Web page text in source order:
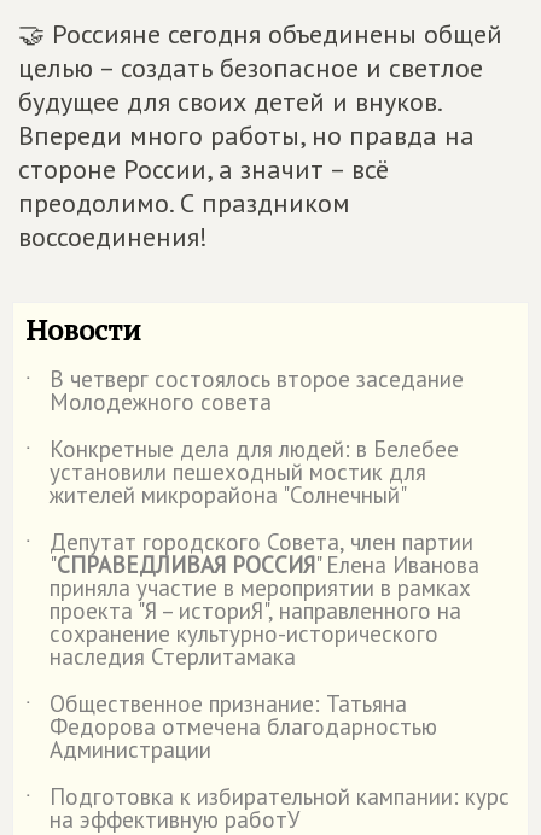
🤝 Россияне сегодня объединены общей
целью – создать безопасное и светлое
будущее для своих детей и внуков.
Впереди много работы, но правда на
стороне России, а значит – всё
преодолимо. С праздником
воссоединения!
Новости
˙ В четверг состоялось второе заседание
Молодежного совета
˙
Конкретные дела для людей: в Белебее
установили пешеходный мостик для
жителей микрорайона "Солнечный"
˙
Депутат городского Совета, член партии
"СПРАВЕДЛИВАЯ РОССИЯ" Елена Иванова
приняла участие в мероприятии в рамках
проекта "Я – историЯ", направленного на
сохранение культурно-исторического
наследия Стерлитамака
˙
Общественное признание: Татьяна
Федорова отмечена благодарностью
Администрации
˙
Подготовка к избирательной кампании: курс
на эффективную работУ